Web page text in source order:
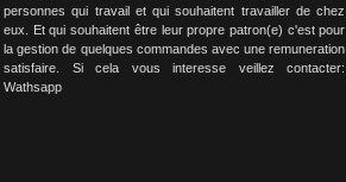
personnes qui travail et qui souhaitent travailler de chez
eux. Et qui souhaitent être leur propre patron(e) c'est pour
la gestion de quelques commandes avec une remuneration
satisfaire. Si cela vous interesse veillez contacter:
Wathsapp